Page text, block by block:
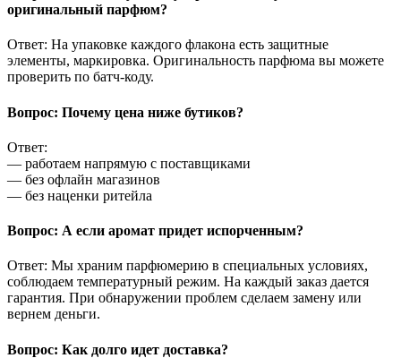
оригинальный парфюм?
Ответ: На упаковке каждого флакона есть защитные
элементы, маркировка. Оригинальность парфюма вы можете
проверить по батч-коду.
Вопрос: Почему цена ниже бутиков?
Ответ:
— работаем напрямую с поставщиками
— без офлайн магазинов
— без наценки ритейла
Вопрос: А если аромат придет испорченным?
Ответ: Мы храним парфюмерию в специальных условиях,
соблюдаем температурный режим. На каждый заказ дается
гарантия. При обнаружении проблем сделаем замену или
вернем деньги.
Вопрос: Как долго идет доставка?